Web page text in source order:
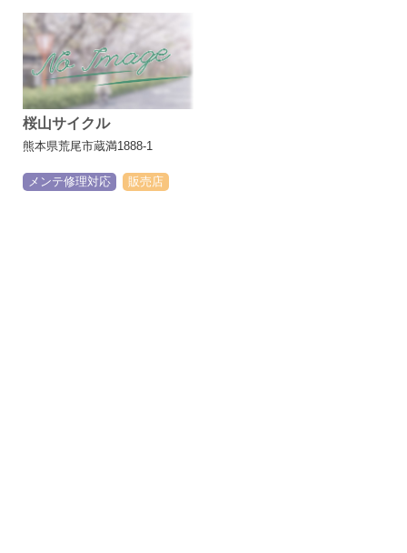
桜山サイクル
熊本県荒尾市蔵満1888-1
メンテ修理対応 販売店